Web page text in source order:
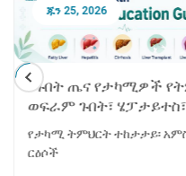
ጁን 25, 2026
የጉበት ጤና የታካሚዎች
ወፍራም ጉበት፣
የታካሚ ትምህርት ተከታታይ፡
ርዕሶች